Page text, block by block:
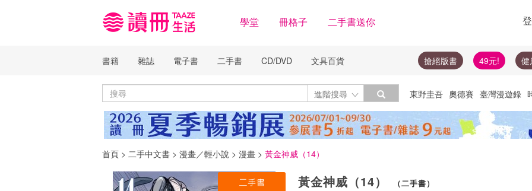
學堂 冊格子 二手書送你
書籍 雜誌 電子書 二手書 CD/DVD 文具百貨 搶絕版書 49元! 健
進階搜尋 Toggle Dropdown東野圭吾 奧德賽 臺灣漫遊錄
首頁 > 二手中文書 > 漫畫／輕小說 > 漫畫 > 黃金神威（14）
黃金神威（14） （二手書）